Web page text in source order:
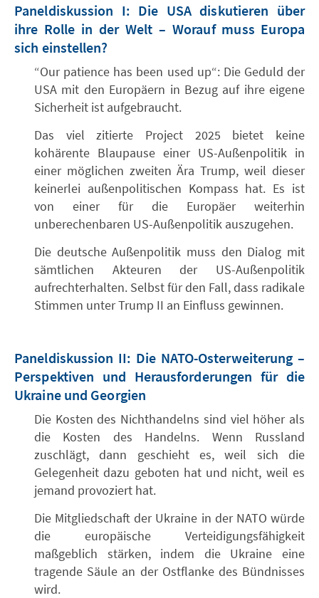
Paneldiskussion I: Die USA diskutieren über
ihre Rolle in der Welt – Worauf muss Europa
sich einstellen?
“Our patience has been used up“: Die Geduld der
USA mit den Europäern in Bezug auf ihre eigene
Sicherheit ist aufgebraucht.
Das viel zitierte Project 2025 bietet keine
kohärente Blaupause einer US-Außenpolitik in
einer möglichen zweiten Ära Trump, weil dieser
keinerlei außenpolitischen Kompass hat. Es ist
von einer für die Europäer weiterhin
unberechenbaren US-Außenpolitik auszugehen.
Die deutsche Außenpolitik muss den Dialog mit
sämtlichen Akteuren der US-Außenpolitik
aufrechterhalten. Selbst für den Fall, dass radikale
Stimmen unter Trump II an Einfluss gewinnen.
Paneldiskussion II: Die NATO-Osterweiterung –
Perspektiven und Herausforderungen für die
Ukraine und Georgien
Die Kosten des Nichthandelns sind viel höher als
die Kosten des Handelns. Wenn Russland
zuschlägt, dann geschieht es, weil sich die
Gelegenheit dazu geboten hat und nicht, weil es
jemand provoziert hat.
Die Mitgliedschaft der Ukraine in der NATO würde
die europäische Verteidigungsfähigkeit
maßgeblich stärken, indem die Ukraine eine
tragende Säule an der Ostflanke des Bündnisses
wird.